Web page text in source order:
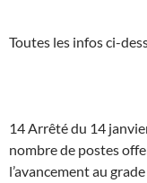
Toutes les infos ci-
14 Arrêté du 14
nombre de postes
l’avancement au